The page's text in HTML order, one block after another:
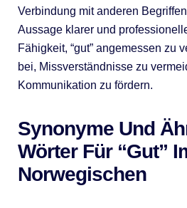
Verbindung mit anderen
Aussage klarer und
Fähigkeit, “gut” angemessen zu
bei, Missverständnisse zu
Kommunikation zu fördern.
Synonyme Und
Wörter Für “gut”
Norwegischen